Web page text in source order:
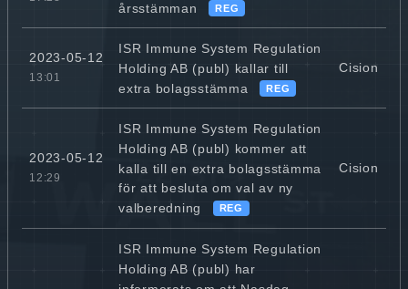
årsstämman
REG
2023-05-12
13:01
ISR Immune System Regulation
Holding AB (publ) kallar till
extra bolagsstämma
REG
Cision
2023-05-12
12:29
ISR Immune System Regulation
Holding AB (publ) kommer att
kalla till en extra bolagsstämma
för att besluta om val av ny
valberedning
REG
Cision
ISR Immune System Regulation
Holding AB (publ) har